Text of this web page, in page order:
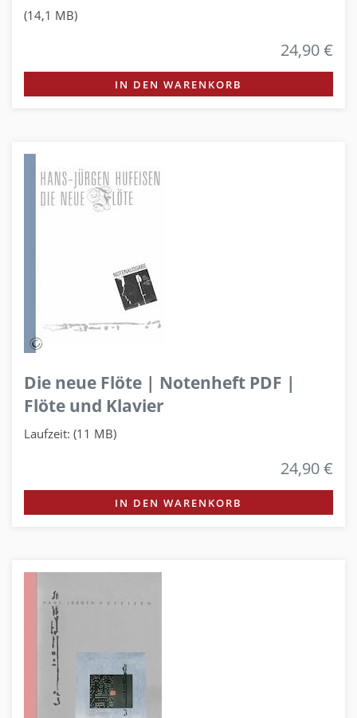
(14,1 MB)
24,90 €
IN DEN WARENKORB
Die neue Flöte | Notenheft PDF |
Flöte und Klavier
Laufzeit: (11 MB)
24,90 €
IN DEN WARENKORB